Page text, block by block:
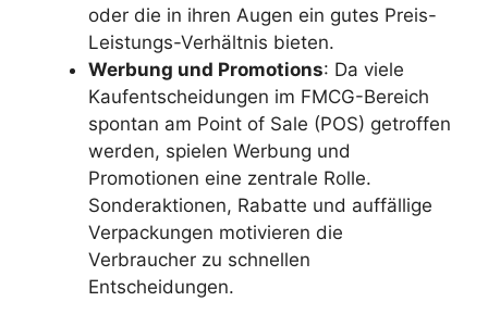
oder die in ihren Augen ein gutes Preis-
Leistungs-Verhältnis bieten.
Werbung und Promotions: Da viele
Kaufentscheidungen im FMCG-Bereich
spontan am Point of Sale (POS) getroffen
werden, spielen Werbung und
Promotionen eine zentrale Rolle.
Sonderaktionen, Rabatte und auffällige
Verpackungen motivieren die
Verbraucher zu schnellen
Entscheidungen.